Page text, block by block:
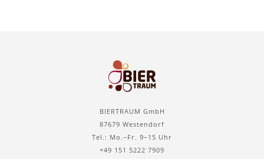
BIERTRAUM GmbH
87679 Westendorf
Tel.: Mo.–Fr. 9–15 Uhr
+49 151 5222 7909